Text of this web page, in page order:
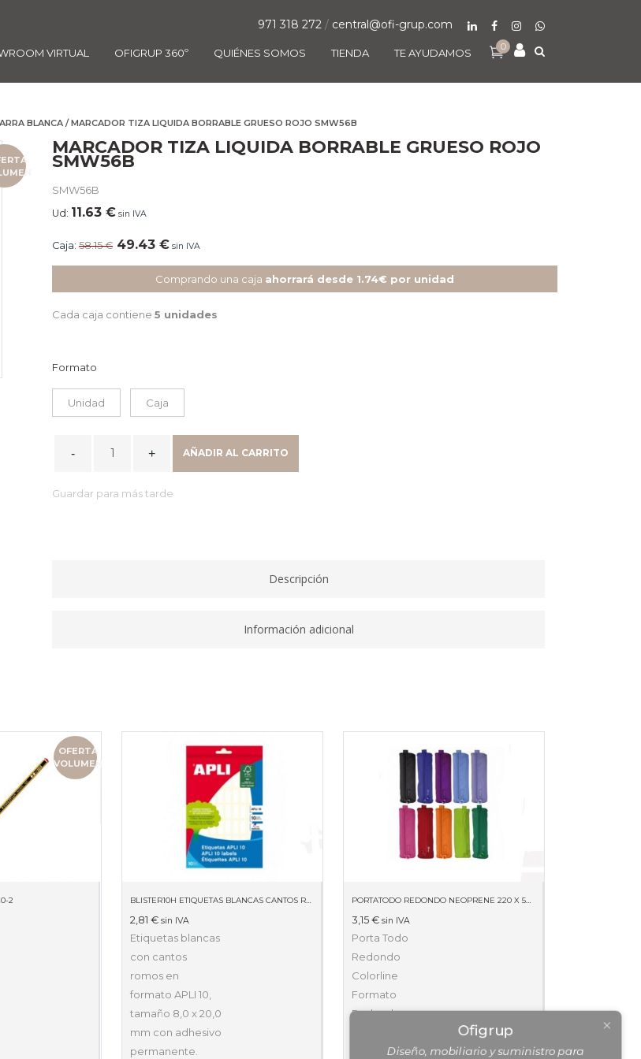
0
VIRTUAL OFIGRUP 360º QUIÉNES SOMOS TIENDA TE AYUDAMOS
971 318 272 / central@ofi-grup.com
BLANCA / MARCADOR TIZA LIQUIDA BORRABLE GRUESO ROJO SMW56B
MARCADOR TIZA LIQUIDA BORRABLE GRUESO ROJO
SMW56B
SMW56B
Ud: 11.63 € sin IVA
Caja: 58.15€ 49.43 € sin IVA
Comprando una caja ahorrará desde 1.74€ por unidad
Cada caja contiene 5 unidades
Formato
Unidad Caja
BORRABLE
AÑADIR AL CARRITO
Guardar para más tarde
Descripción
Información adicional
OFERTA
VOLUMEN
2 BLISTER10H ETIQUETAS BLANCAS CANTOS ROMOS 8 X 20MM 01633
2,81 € sin IVA
Etiquetas blancas
con cantos
romos en
formato APLI 10,
tamaño 8,0 x 20,0
mm con adhesivo
permanente.
PORTATODO REDONDO NEOPRENE 220 X 50 X 50 59511
3,15 € sin IVA
Porta Todo
Redondo
Colorline
Formato
Redondo.
cuerpo relleno.
Diseño, mobiliario y suministro para
profesionales.